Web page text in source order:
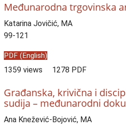
Međunarodna trgovinska
Katarina Jovičić, MA
99-121
PDF (English)
1359 views 1278 PDF
Građanska, krivična i
sudija – međunarodni
Ana Knežević-Bojović, MA